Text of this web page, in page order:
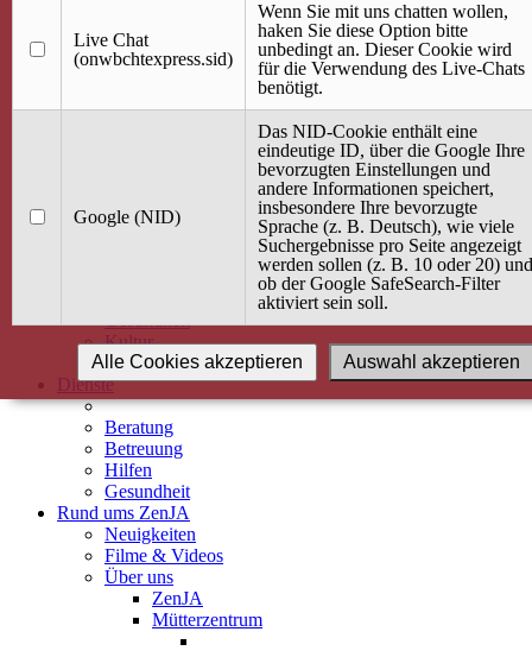
Terminkalender
Gemeinsam aktiv
Gemeinsam unterwegs
wirFAIRändern
Angebot / Kurs suchen
Babybauch & Elternschaft
Gesundheit
Kultur
Alle Kurse
Dienste
Beratung
Betreuung
Hilfen
Gesundheit
Rund ums ZenJA
Neuigkeiten
Filme & Videos
Über uns
ZenJA
Mütterzentrum
Live Chat
(onwbchtexpress.sid)
Wenn Sie mit uns chatten wollen,
haken Sie diese Option bitte
unbedingt an. Dieser Cookie wird
für die Verwendung des Live-Chats
benötigt.
Google (NID)
Das NID-Cookie enthält eine
eindeutige ID, über die Google Ihre
bevorzugten Einstellungen und
andere Informationen speichert,
insbesondere Ihre bevorzugte
Sprache (z. B. Deutsch), wie viele
Suchergebnisse pro Seite angezeigt
werden sollen (z. B. 10 oder 20) und
ob der Google SafeSearch-Filter
aktiviert sein soll.
Auswahl akzeptieren
Alle Cookies akzeptieren